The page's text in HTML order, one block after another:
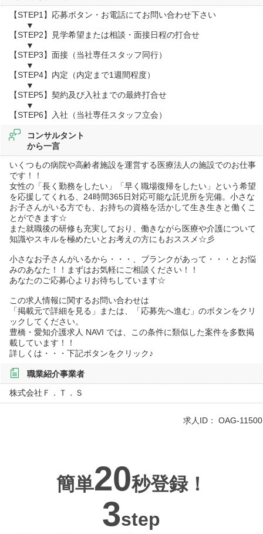
【STEP1】応募ボタン・お電話にてお問い合わせ下さい
▼
【STEP2】見学希望または相談・面接日程の打合せ
▼
【STEP3】面接（当社専任スタッフ同行）
▼
【STEP4】内定（内定まで1週間程度）
▼
【STEP5】契約及び入社までの最終打合せ
▼
【STEP6】入社（当社専任スタッフ立会）
コンサルタント
から一言
いくつもの病院や高齢者施設を運営する医療法人の施設でのお仕事
です！！
女性の「長く勤務をしたい」「早く職場復帰をしたい」という希望
を応援してくれる、24時間365日対応可能な託児所を完備。小さな
お子さんがいる方でも、お持ちの資格を活かして生き生きと働くこ
とができます☆
また就職後の研修も充実しており、働きながら医療や介護について
知識やスキルを極めたいとお考えの方にもおススメ☆彡
小さなお子さんがいるから・・・、ブランクがあって・・・とお悩
みのあなた！！まずはお気軽にご相談ください！！
あなたのご応募心よりお待ちしています☆
この求人情報に関するお問い合わせは
「掲載元で詳細を見る」または、「応募先へ進む」のボタンをクリ
ックしてください。
豊橋・愛知介護求人 NAVI では、この条件に類似した案件を多数掲
載しています！！
詳しくは・・・下記ボタンをクリック♪
職業紹介事業者
株式会社Ｆ．Ｔ．Ｓ
求人ID： OAG-11500
簡単20秒登録！
3step